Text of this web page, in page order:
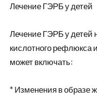
Лечение ГЭРБ у детей
Лечение ГЭРБ у детей
кислотного
может включать:
* Изменения в образе